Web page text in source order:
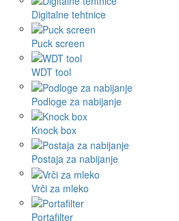
Digitalne tehtnice
Puck screen
WDT tool
Podloge za nabijanje
Knock box
Postaja za nabijanje
Vrči za mleko
Portafilter